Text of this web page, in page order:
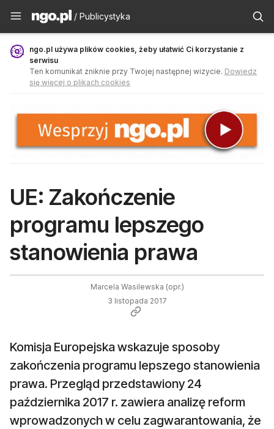
Publicystyka - ngo.pl
/ Publicystyka
ngo.pl używa plików cookies, żeby ułatwić Ci korzystanie z
serwisu
Ten komunikat zniknie przy Twojej następnej wizycie. Dowiedz
się więcej o plikach cookies
UE: Zakończenie
programu lepszego
stanowienia prawa
Marcela Wasilewska (opr.)
3 listopada 2017
Komisja Europejska wskazuje sposoby
zakończenia programu lepszego stanowienia
prawa. Przegląd przedstawiony 24
października 2017 r. zawiera analizę reform
wprowadzonych w celu zagwarantowania, że